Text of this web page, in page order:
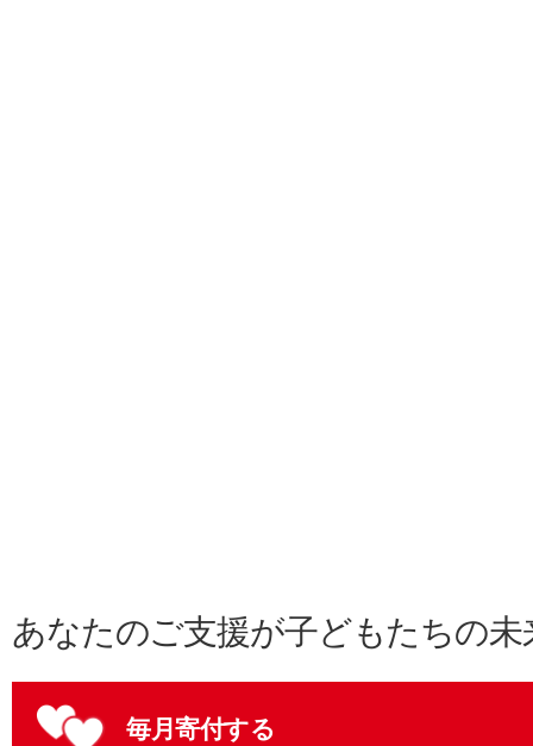
あなたのご支援が子どもたちの
毎月寄付する